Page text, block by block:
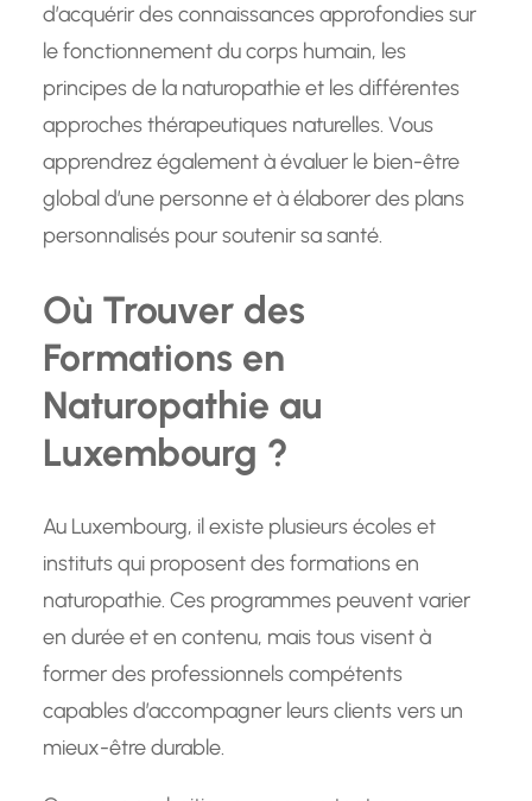
d’acquérir des connaissances approfondies sur
le fonctionnement du corps humain, les
principes de la naturopathie et les différentes
approches thérapeutiques naturelles. Vous
apprendrez également à évaluer le bien-être
global d’une personne et à élaborer des plans
personnalisés pour soutenir sa santé.
Où Trouver des
Formations en
Naturopathie au
Luxembourg ?
Au Luxembourg, il existe plusieurs écoles et
instituts qui proposent des formations en
naturopathie. Ces programmes peuvent varier
en durée et en contenu, mais tous visent à
former des professionnels compétents
capables d’accompagner leurs clients vers un
mieux-être durable.